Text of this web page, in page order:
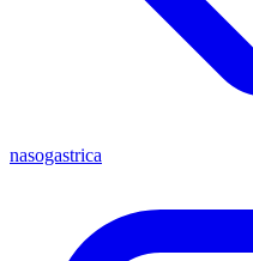
nasogastrica